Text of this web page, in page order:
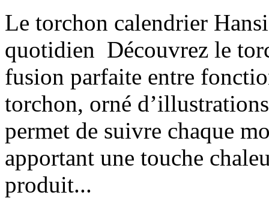
Le torchon calendrier
quotidien Découvrez le
fusion parfaite entre
torchon, orné
permet de suivre chaque
apportant une touche
produit...